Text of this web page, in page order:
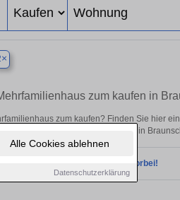
Alle Cookies ablehnen
Datenschutzerklärung
×
zum kaufen in
zum kaufen? Finden Sie hier
– hier finden Sie Ihre Immobilie in
Schauen Sie bald wieder vorbei!